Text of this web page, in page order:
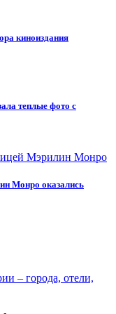
киноиздания
теплые фото с
Монро оказались